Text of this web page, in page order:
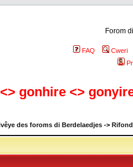
Forom
FAQ
Cweri
gonhire <>
des foroms di Berdelaedjes ->